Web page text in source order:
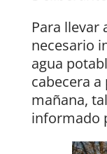
Para llevar
necesario
agua
cabecera
mañana,
informado